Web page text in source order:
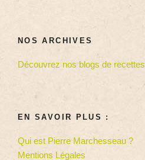
NOS ARCHIVES
Découvrez nos blogs de recettes
EN SAVOIR PLUS :
Qui est Pierre Marchesseau ?
Mentions Légales